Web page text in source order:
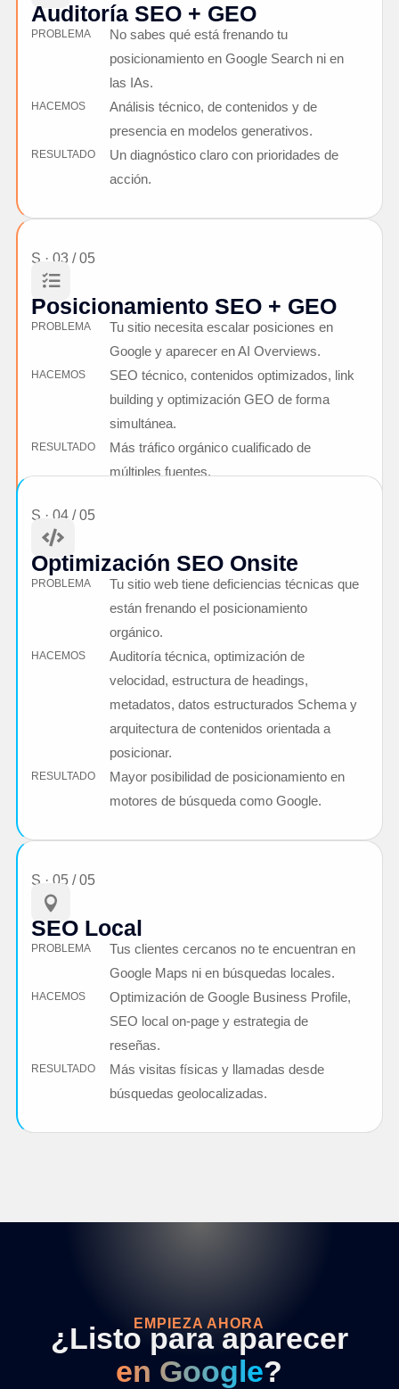
Auditoría SEO + GEO
PROBLEMA
No sabes qué está frenando tu
posicionamiento en Google Search ni en
las IAs.
HACEMOS
Análisis técnico, de contenidos y de
presencia en modelos generativos.
RESULTADO
Un diagnóstico claro con prioridades de
acción.
S · 03 / 05

Posicionamiento SEO + GEO
PROBLEMA
Tu sitio necesita escalar posiciones en
Google y aparecer en AI Overviews.
HACEMOS
SEO técnico, contenidos optimizados, link
building y optimización GEO de forma
simultánea.
RESULTADO
Más tráfico orgánico cualificado de
múltiples fuentes.
S · 04 / 05

Optimización SEO Onsite
PROBLEMA
Tu sitio web tiene deficiencias técnicas que
están frenando el posicionamiento
orgánico.
HACEMOS
Auditoría técnica, optimización de
velocidad, estructura de headings,
metadatos, datos estructurados Schema y
arquitectura de contenidos orientada a
posicionar.
RESULTADO
Mayor posibilidad de posicionamiento en
motores de búsqueda como Google.
S · 05 / 05

SEO Local
PROBLEMA
Tus clientes cercanos no te encuentran en
Google Maps ni en búsquedas locales.
HACEMOS
Optimización de Google Business Profile,
SEO local on-page y estrategia de
reseñas.
RESULTADO
Más visitas físicas y llamadas desde
búsquedas geolocalizadas.
EMPIEZA AHORA
¿Listo para aparecer
en Google?